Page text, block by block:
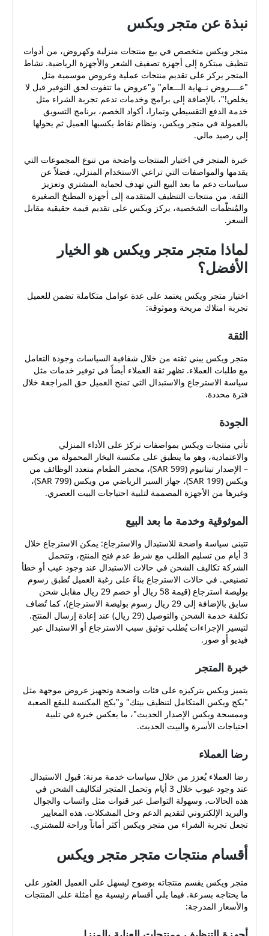
نبذة عن متجر ويكس
متجر ويكس متخصص في بيع منتجات منزلية وكهروض، من أدوات
تنظيف مبتكرة إلى أجهزة تصفيف الشعر والأجهزة الرياضية. نشاط
المتجر يركز على تقديم منتجات عملية وعروض موسمية مثل
"عــــروض نــهاية الـــعام" و"عروض ما تتفوت لحق التوفير قبل لا
يخلص!"، بالإضافة إلى برامج وخدمات تدعم تجربة الشراء مثل
خدمة الدفع التقسيطي وتمارا، أكواد الخصم، برنامج التسويق
بالعمولة في متجر ويكس، ونظام نقاط يكسبها العميل ثم يحولها
إلى رصيد مالي.
خبرة المتجر في اختيار المنتجات واضحة من تنوع المجموعات التي
يقدمها والمواصفات التي تراعي الاستخدام المنزلي، فضلاً عن
سياسات دعم ما بعد البيع التي تهدف لحماية المشتري وتعزيز
الثقة. من منتجات التنظيف المتقدمة إلى أجهزة المطبخ الصغيرة
والمُنظّمات الشخصية، يركز ويكس على تقديم قيمة حقيقية مقابل
السعر.
لماذا متجر متجر ويكس هو الخيار
الأفضل؟
اختيار متجر ويكس يعتمد على عدة عوامل متكاملة تضمن للعميل
تجربة امتلاك مريحة وموثوقة:
الثقة
متجر ويكس يبني ثقته من خلال شفافية السياسات وجودة التعامل
مع طلبات العملاء. تظهر ثقة العملاء أيضاً في توفير خدمات مثل
سياسة الاسترجاع والاستبدال التي تمنح العميل حق المراجعة خلال
فترة محددة.
الجودة
تأتي منتجات ويكس بمواصفات تركز على الأداء المنزلي
والاعتمادية، وهو ما ينطبق على مكنسة البخار المحمولة من ويكس
– الإصدار تيتانيوم (599 SAR)، محضر الطعام متعدد الوظائف من
ويكس (199 SAR)، جهاز السير الرياضي من ويكس (799 SAR)،
وغيرها من الأجهزة المصممة لتلبية احتياجات البيت العصري.
الموثوقية وخدمة ما بعد البيع
تتبنى سياسة واضحة للاستبدال والاسترجاع: يمكن الاسترجاع خلال
3 أيام من تسليم الطلب مع شرط عدم فتح المنتج، وتتحمل
الشركة تكاليف الشحن في حالات الاستبدال عند وجود عيب أو خطأ
تصنيعي. في حالات الاسترجاع بناءً على رغبة العميل تُطبق رسوم
بوليصة استرجاع (قيمة 58 ريال أو خصم 29 ريال مقابل شحن
سابق بالإضافة إلى 29 ريال رسوم بوليصة الاسترجاع)، كما تُضاف
تكلفة خدمة الشحن والتوصيل (29 ريال) عند إعادة إرسال المنتج.
لتيسير الإجراءات يُطلب توثيق سبب الاسترجاع أو الاستبدال عبر
فيديو أو صور.
خبرة المتجر
يتميز ويكس بتركيزه على فئات واضحة وتجهيز عروض موجهة مثل
"بكج ويكس المتكامل لتنظيف بيتك" و"بكج المكنسة للبقع الصعبة
وممسحة ويكس الإصدار الحديث"، ما يعكس خبرة في تلبية
احتياجات الأسرة والبيت الحديث.
رضا العملاء
رضا العملاء يُعزز من خلال سياسات خدمة مرنة: قبول الاستبدال
عند وجود عيوب خلال 3 أيام وتحمل المتجر لتكاليف الشحن في
هذه الحالات، وسهولة التواصل عبر قنوات مثل واتساب والجوال
والبريد الإلكتروني لتقديم الدعم وحل المشكلات. هذه المعايير
تجعل تجربة الشراء من متجر ويكس أكثر أماناً وراحة للمشتري.
أقسام منتجات متجر متجر ويكس
متجر ويكس يقسم منتجاته بوضوح ليسهل على العميل العثور على
ما يحتاجه بسرعة. فيما يلي أقسام رئيسية مع أمثلة على المنتجات
والأسعار المدرجة: